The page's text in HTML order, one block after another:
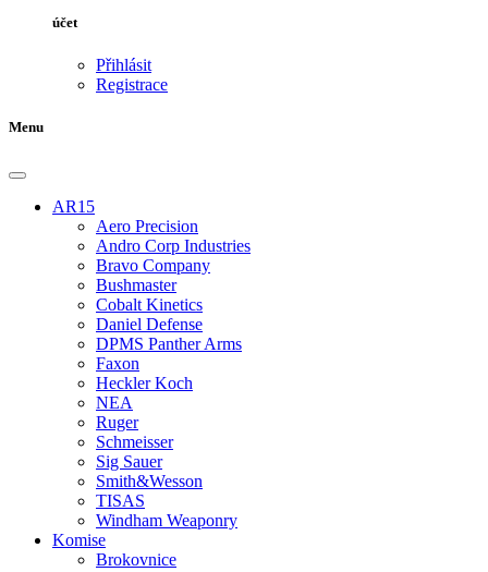
účet
Přihlásit
Registrace
Menu
AR15
Aero Precision
Andro Corp Industries
Bravo Company
Bushmaster
Cobalt Kinetics
Daniel Defense
DPMS Panther Arms
Faxon
Heckler Koch
NEA
Ruger
Schmeisser
Sig Sauer
Smith&Wesson
TISAS
Windham Weaponry
Komise
Brokovnice